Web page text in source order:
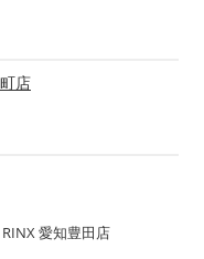
店
RINX 愛知豊田店